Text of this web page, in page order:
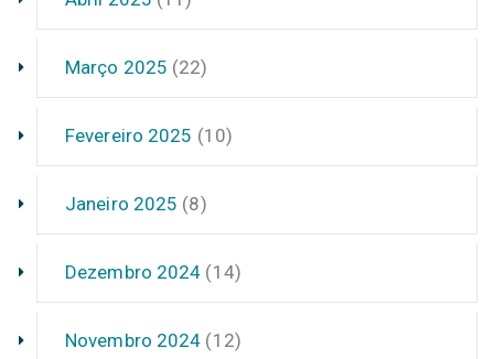
Março 2025 (22)
Fevereiro 2025 (10)
Janeiro 2025 (8)
Dezembro 2024 (14)
Novembro 2024 (12)